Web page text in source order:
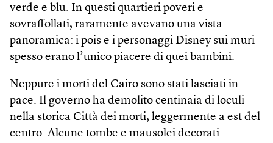
verde e blu. In questi quartieri poveri e
sovraffollati, raramente avevano una vista
panoramica: i pois e i personaggi Disney sui muri
spesso erano l’unico piacere di quei bambini.
Neppure i morti del Cairo sono stati lasciati in
pace. Il governo ha demolito centinaia di loculi
nella storica Città dei morti, leggermente a est del
centro. Alcune tombe e mausolei decorati